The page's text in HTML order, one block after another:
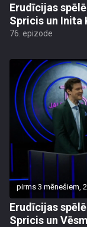
Erudīcijas
Spricis un Inita
76. epizode
pirms 3 mēnešiem,
Erudīcijas
Spricis un